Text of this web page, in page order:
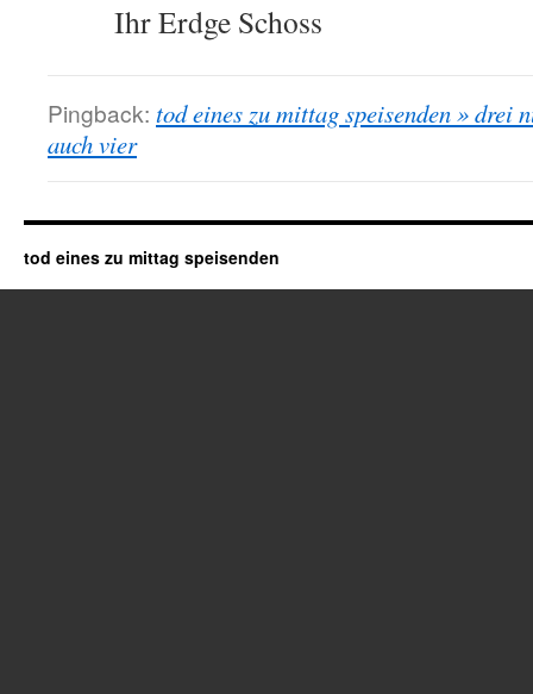
Ihr Erdge Schoss
Pingback: tod eines zu mittag speisenden » drei
auch vier
tod eines zu mittag speisenden